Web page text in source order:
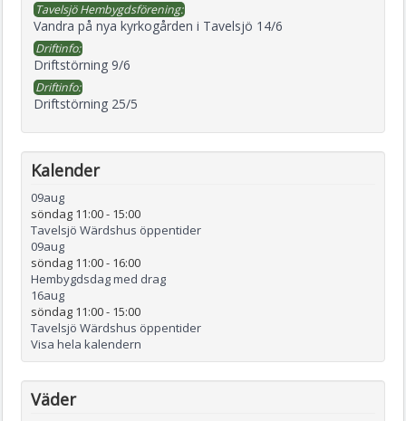
Tavelsjö Hembygdsförening:
Vandra på nya kyrkogården i Tavelsjö 14/6
Driftinfo:
Driftstörning 9/6
Driftinfo:
Driftstörning 25/5
Kalender
09aug
söndag 11:00- 15:00
Tavelsjö Wärdshus öppentider
09aug
söndag 11:00- 16:00
Hembygdsdag med drag
16aug
söndag 11:00- 15:00
Tavelsjö Wärdshus öppentider
Visa hela kalendern
Väder